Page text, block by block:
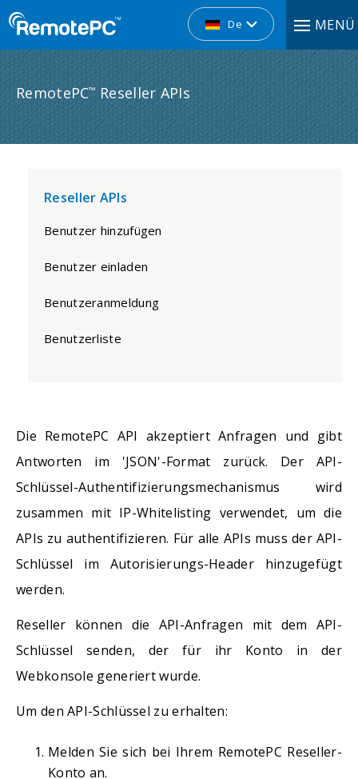
De MENÜ
RemotePC™Reseller APIs
Reseller APIs
Benutzer hinzufügen
Benutzer einladen
Benutzeranmeldung
Benutzerliste
Die RemotePC API akzeptiert Anfragen und gibt
Antworten im 'JSON'-Format zurück. Der API-
Schlüssel-Authentifizierungsmechanismus wird
zusammen mit IP-Whitelisting verwendet, um die
APIs zu authentifizieren. Für alle APIs muss der API-
Schlüssel im Autorisierungs-Header hinzugefügt
werden.
Reseller können die API-Anfragen mit dem API-
Schlüssel senden, der für ihr Konto in der
Webkonsole generiert wurde.
Um den API-Schlüssel zu erhalten:
Melden Sie sich bei Ihrem RemotePC Reseller-
Konto an.